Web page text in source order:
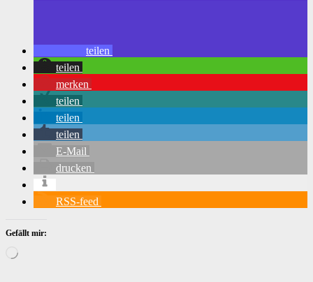
teilen
teilen
merken
teilen
teilen
teilen
E-Mail
drucken
RSS-feed
Gefällt mir:
Wird